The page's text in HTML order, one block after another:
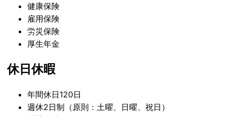
健康保険
雇用保険
労災保険
厚生年金
休日休暇
年間休日120日
週休2日制（原則：土曜、日曜、祝日）